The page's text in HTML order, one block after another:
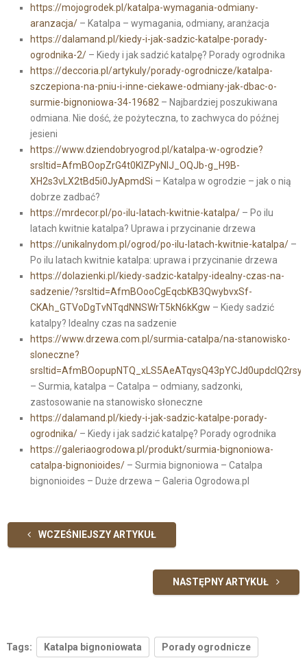
https://mojogrodek.pl/katalpa-wymagania-odmiany-
aranzacja/– Katalpa – wymagania, odmiany, aranżacja
https://dalamand.pl/kiedy-i-jak-sadzic-katalpe-porady-
ogrodnika-2/– Kiedy i jak sadzić katalpę? Porady ogrodnika
https://deccoria.pl/artykuly/porady-ogrodnicze/katalpa-
szczepiona-na-pniu-i-inne-ciekawe-odmiany-jak-dbac-o-
surmie-bignoniowa-34-19682 – Najbardziej poszukiwana
odmiana. Nie dość, że pożyteczna, to zachwyca do późnej
jesieni
https://www.dziendobryogrod.pl/katalpa-w-ogrodzie?
srsltid=AfmBOopZrG4t0KlZPyNIJ_OQJb-g_H9B-
XH2s3vLX2tBd5i0JyApmdSi – Katalpa w ogrodzie – jak o nią
dobrze zadbać?
https://mrdecor.pl/po-ilu-latach-kwitnie-katalpa/– Po ilu
latach kwitnie katalpa? Uprawa i przycinanie drzewa
https://unikalnydom.pl/ogrod/po-ilu-latach-kwitnie-katalpa/–
Po ilu latach kwitnie katalpa: uprawa i przycinanie drzewa
https://dolazienki.pl/kiedy-sadzic-katalpy-idealny-czas-na-
sadzenie/?srsltid=AfmBOooCgEqcbKB3QwybvxSf-
CKAh_GTVoDgTvNTqdNNSWrT5kN6kKgw – Kiedy sadzić
katalpy? Idealny czas na sadzenie
https://www.drzewa.com.pl/surmia-catalpa/na-stanowisko-
sloneczne?
– Surmia, katalpa – Catalpa – odmiany, sadzonki,
zastosowanie na stanowisko słoneczne
https://dalamand.pl/kiedy-i-jak-sadzic-katalpe-porady-
ogrodnika/– Kiedy i jak sadzić katalpę? Porady ogrodnika
https://galeriaogrodowa.pl/produkt/surmia-bignoniowa-
catalpa-bignonioides/– Surmia bignoniowa – Catalpa
bignonioides – Duże drzewa – Galeria Ogrodowa.pl
WCZEŚNIEJSZY ARTYKUŁ
NASTĘPNY ARTYKUŁ
Tags: Katalpa bignoniowata Porady ogrodnicze